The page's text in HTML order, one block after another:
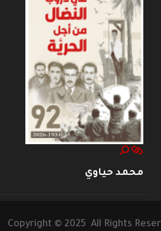
محمد حياوي
Copyright © 2025 All Rights